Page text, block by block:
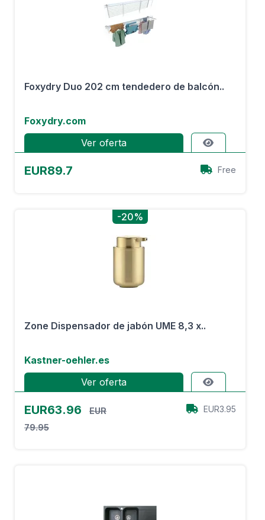
Foxydry Duo 202 cm tendedero de balcón..
Foxydry.com
Ver oferta
EUR89.7 Free
-20%
Zone Dispensador de jabón UME 8,3 x..
Kastner-oehler.es
Ver oferta
EUR63.96
EUR
79.95
EUR3.95